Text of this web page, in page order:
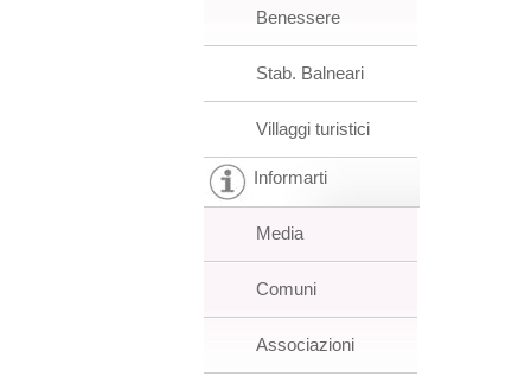
Benessere
Stab. Balneari
Villaggi turistici
Informarti
Media
Comuni
Associazioni